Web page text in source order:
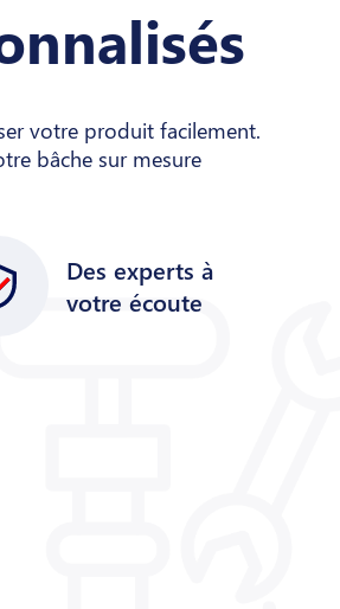
votre produit facilement.
bâche sur mesure
Des experts à
votre écoute